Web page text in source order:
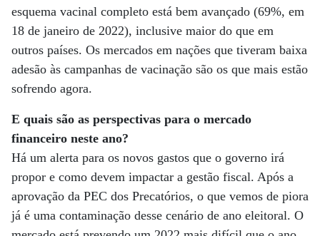
esquema vacinal completo está bem avançado (69%, em
18 de janeiro de 2022), inclusive maior do que em
outros países. Os mercados em nações que tiveram baixa
adesão às campanhas de vacinação são os que mais estão
sofrendo agora.
E quais são as perspectivas para o mercado
financeiro neste ano?
Há um alerta para os novos gastos que o governo irá
propor e como devem impactar a gestão fiscal. Após a
aprovação da PEC dos Precatórios, o que vemos de piora
já é uma contaminação desse cenário de ano eleitoral. O